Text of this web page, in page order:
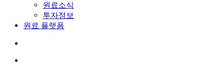
원료소식
투자정보
원료 플랫폼